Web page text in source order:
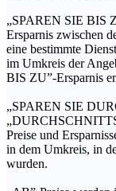
„SPAREN SIE BIS
Ersparnis zwischen
eine bestimmte
im Umkreis der
BIS ZU”-Ersparnis
„SPAREN SIE
Preise und
in dem Umkreis, in
wurden.